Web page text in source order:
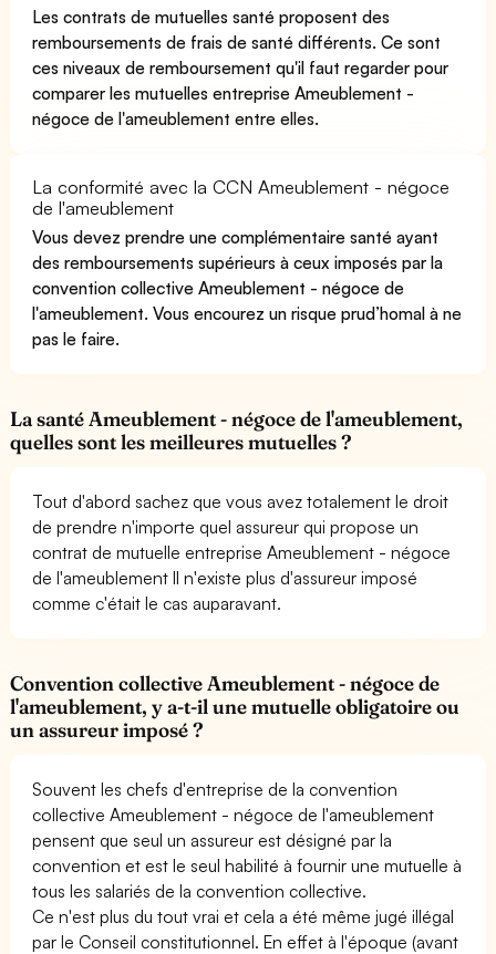
Les contrats de mutuelles santé proposent des
remboursements de frais de santé différents. Ce sont
ces niveaux de remboursement qu'il faut regarder pour
comparer les mutuelles entreprise Ameublement -
négoce de l'ameublement entre elles.
La conformité avec la CCN Ameublement - négoce
de l'ameublement
Vous devez prendre une complémentaire santé ayant
des remboursements supérieurs à ceux imposés par la
convention collective Ameublement - négoce de
l'ameublement. Vous encourez un risque prud’homal à ne
pas le faire.
La santé Ameublement - négoce de l'ameublement,
quelles sont les meilleures mutuelles ?
Tout d'abord sachez que vous avez totalement le droit
de prendre n'importe quel assureur qui propose un
contrat de mutuelle entreprise Ameublement - négoce
de l'ameublement Il n'existe plus d'assureur imposé
comme c'était le cas auparavant.
Convention collective Ameublement - négoce de
l'ameublement, y a-t-il une mutuelle obligatoire ou
un assureur imposé ?
Souvent les chefs d'entreprise de la convention
collective Ameublement - négoce de l'ameublement
pensent que seul un assureur est désigné par la
convention et est le seul habilité à fournir une mutuelle à
tous les salariés de la convention collective.
Ce n'est plus du tout vrai et cela a été même jugé illégal
par le Conseil constitutionnel. En effet à l'époque (avant